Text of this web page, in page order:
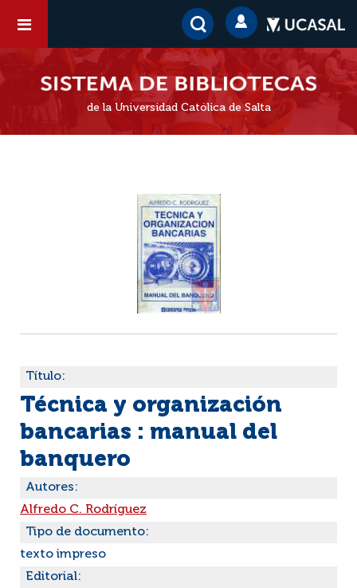
de la Universidad Católica de Salta
Título:
Técnica y organización
bancarias : manual del
banquero
Autores:
Alfredo C. Rodríguez
Tipo de documento:
texto impreso
Editorial: